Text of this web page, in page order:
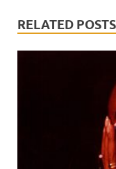
RELATED POSTS